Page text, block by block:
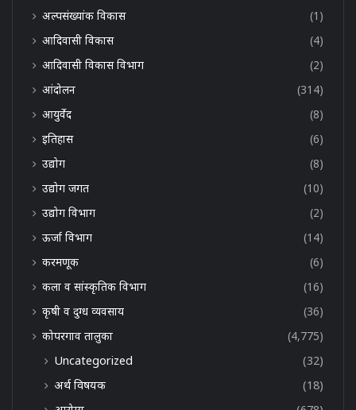
अल्पसंख्यांक विकास
(1)
आदिवासी विकास
(4)
आदिवासी विकास विभाग
(2)
आंदोलन
(314)
आयुर्वेद
(8)
इतिहास
(6)
उद्योग
(8)
उद्योग जगत
(10)
उद्योग विभाग
(2)
ऊर्जा विभाग
(14)
करमणूक
(6)
कला व सांस्कृतिक विभाग
(16)
कृषी व दुग्ध व्यवसाय
(36)
कोपरगाव तालुका
(4,775)
Uncategorized
(32)
अर्थ विषयक
(18)